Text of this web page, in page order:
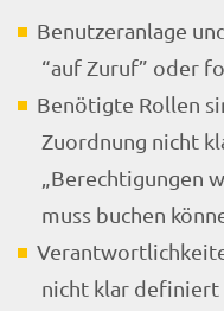
Benutzeranlage
“auf Zuruf” oder
Benötigte Rollen
Zuordnung nicht
„Berechtigungen
muss buchen
nicht klar definiert